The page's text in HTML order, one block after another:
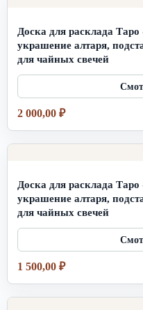
Доска для расклада
украшение алтаря,
для чайных свечей
2 000,00 ₽
Доска для расклада
украшение алтаря,
для чайных свечей
1 500,00 ₽